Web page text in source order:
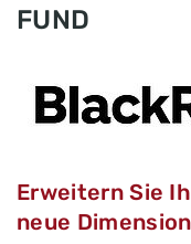
FUND
Erweitern Sie
neue Dimension